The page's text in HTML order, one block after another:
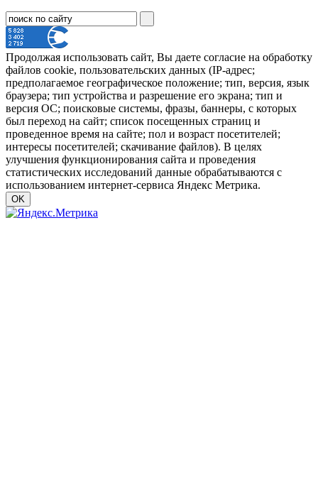
Продолжая использовать сайт, Вы даете согласие на обработку
файлов cookie, пользовательских данных (IP-адрес;
предполагаемое географическое положение; тип, версия, язык
браузера; тип устройства и разрешение его экрана; тип и
версия ОС; поисковые системы, фразы, баннеры, с которых
был переход на сайт; список посещенных страниц и
проведенное время на сайте; пол и возраст посетителей;
интересы посетителей; скачивание файлов). В целях
улучшения функционирования сайта и проведения
статистических исследований данные обрабатываются с
использованием интернет-сервиса Яндекс Метрика.
OK